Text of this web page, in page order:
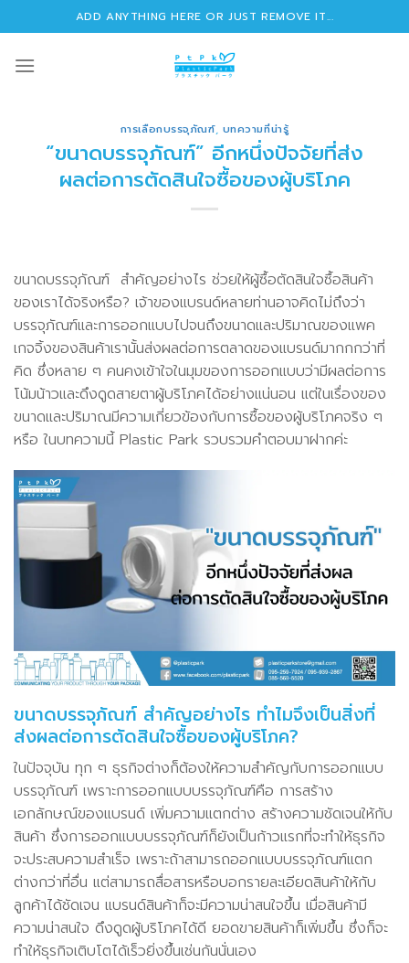
to
content
ADD ANYTHING HERE OR JUST REMOVE IT...
การเลือกบรรจุภัณฑ์, บทความที่น่ารู้
“ขนาดบรรจุภัณฑ์” อีกหนึ่งปัจจัยที่ส่ง
ผลต่อการตัดสินใจซื้อของผู้บริโภค
ขนาดบรรจุภัณฑ์ สำคัญอย่างไร ช่วยให้ผู้ซื้อตัดสินใจซื้อสินค้า
ของเราได้จริงหรือ? เจ้าของแบรนด์หลายท่านอาจคิดไม่ถึงว่า
บรรจุภัณฑ์และการออกแบบไปจนถึงขนาดและปริมาณของแพค
เกจจิ้งของสินค้าเรานั้นส่งผลต่อการตลาดของแบรนด์มากกกว่าที่
คิด ซึ่งหลาย ๆ คนคงเข้าใจในมุมของการออกแบบว่ามีผลต่อการ
โน้มน้าวและดึงดูดสายตาผู้บริโภคได้อย่างแน่นอน แต่ในเรื่องของ
ขนาดและปริมาณมีความเกี่ยวข้องกับการซื้อของผู้บริโภคจริง ๆ
หรือ ในบทความนี้ Plastic Park รวบรวมคำตอบมาฝากค่ะ
ขนาดบรรจุภัณฑ์ สำคัญอย่างไร ทำไมจึงเป็นสิ่งที่
ส่งผลต่อการตัดสินใจซื้อของผู้บริโภค?
ในปัจจุบัน ทุก ๆ ธุรกิจต่างก็ต้องให้ความสำคัญกับการออกแบบ
บรรจุภัณฑ์ เพราะการออกแบบบรรจุภัณฑ์คือ การสร้าง
เอกลักษณ์ของแบรนด์ เพิ่มความแตกต่าง สร้างความชัดเจนให้กับ
สินค้า ซึ่งการออกแบบบรรจุภัณฑ์ก็ยังเป็นก้าวแรกที่จะทำให้ธุรกิจ
จะประสบความสำเร็จ เพราะถ้าสามารถออกแบบบรรจุภัณฑ์แตก
ต่างกว่าที่อื่น แต่สามารถสื่อสารหรือบอกรายละเอียดสินค้าให้กับ
ลูกค้าได้ชัดเจน แบรนด์สินค้าก็จะมีความน่าสนใจขึ้น เมื่อสินค้ามี
ความน่าสนใจ ดึงดูดผู้บริโภคได้ดี ยอดขายสินค้าก็เพิ่มขึ้น ซึ่งก็จะ
ทำให้ธุรกิจเติบโตได้เร็วยิ่งขึ้นเช่นกันนั่นเอง